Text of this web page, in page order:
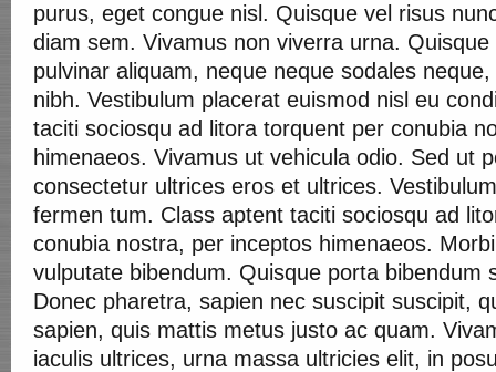
purus, eget congue nisl. Quisque vel risus
diam sem. Vivamus non viverra urna.
pulvinar aliquam, neque neque sodales
nibh. Vestibulum placerat euismod nisl eu
taciti sociosqu ad litora torquent per conubia
himenaeos. Vivamus ut vehicula odio. Sed ut
consectetur ultrices eros et ultrices.
fermen tum. Class aptent taciti sociosqu ad
conubia nostra, per inceptos himenaeos.
vulputate bibendum. Quisque porta bibendum
Donec pharetra, sapien nec suscipit suscipit,
sapien, quis mattis metus justo ac quam.
iaculis ultrices, urna massa ultricies elit, in